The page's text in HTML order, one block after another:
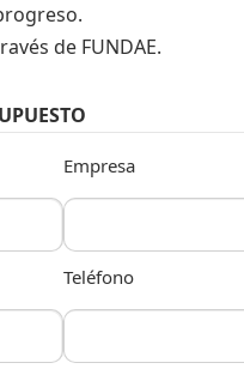
de FUNDAE.
Empresa
Teléfono